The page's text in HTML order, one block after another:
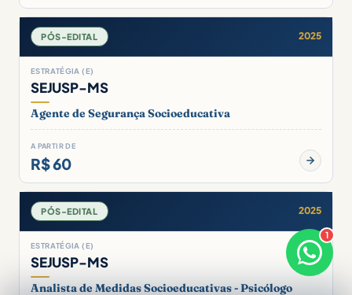
PÓS-EDITAL 2025
ESTRATÉGIA (E)
SEJUSP-MS
Agente de Segurança Socioeducativa
A PARTIR DE
R$ 60
PÓS-EDITAL 2025
ESTRATÉGIA (E)
SEJUSP-MS
Analista de Medidas Socioeducativas - Psicólogo
× 1